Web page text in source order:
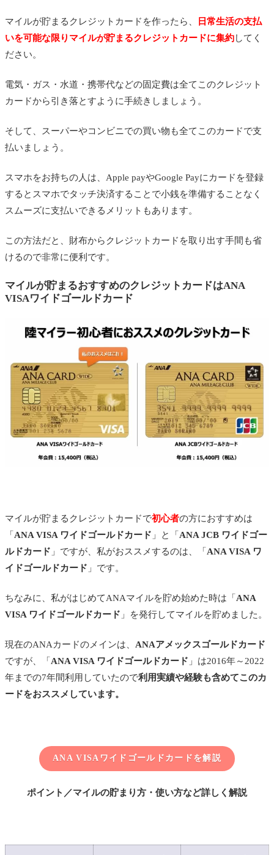
マイルが貯まるクレジットカードを作ったら、
日常生活の支払
いを可能な限りマイルが貯まるクレジットカードに集約してく
ださい。
電気・ガス・水道・携帯代などの固定費は全てこのクレジット
カードから引き落とすように手続きしましょう。
そして、スーパーやコンビニでの買い物も全てこのカードで支
払いましょう。
スマホをお持ちの人は、Apple payやGoogle Payにカードを登録
するとスマホでタッチ決済することで小銭を準備することなく
スムーズに支払いできるメリットもあります。
この方法だと、財布からクレジットカードを取り出す手間も省
けるので非常に便利です。
マイルが貯まるおすすめのクレジットカードはANA
VISAワイドゴールドカード
マイルが貯まるクレジットカードで初心者の方におすすめは
「 ANA VISA ワイドゴールドカード 」と「 ANA JCB ワイドゴー
ルドカード 」 ですが、私がおススメするのは、「 ANA VISA ワ
イドゴールドカード 」です。
ちなみに、私がはじめてANAマイルを貯め始めた時は 「 ANA
VISA ワイドゴールドカード 」 を発行してマイルを貯めました。
現在のANAカードのメインは、 ANAアメックスゴールドカード
ですが、
「 ANA VISA ワイドゴールドカード 」は2016年～2022
年までの7年間利用していたので利用実績や経験も含めてこのカ
ードをおススメしています。
ANA VISAワイドゴールドカードを解説
ポイント／マイルの貯まり方・使い方など詳しく解説